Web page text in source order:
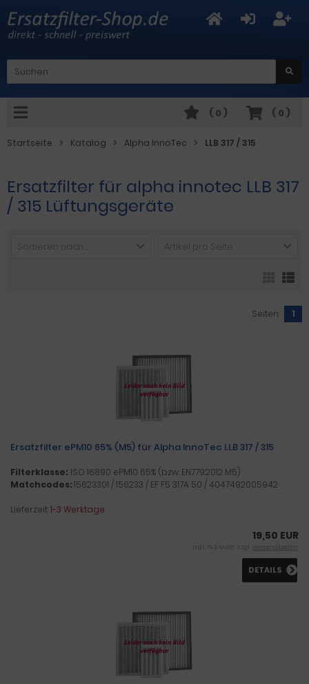
( 0 )
( 0 )
Startseite Katalog Alpha InnoTec LLB 317 / 315
Ersatzfilter für alpha innotec LLB 317
/ 315 Lüftungsgeräte
Sortieren nach ... Artikel pro Seite
Seiten: 1
Ersatzfilter ePM10 65% (M5) für Alpha InnoTec LLB 317 / 315
Filterklasse: ISO 16890 ePM10 65% (bzw. EN779:2012 M5)
Matchcodes:15623301 / 156233 / EF F5 317A 50 / 4047492005942
Lieferzeit:1-3 Werktage
19,50 EUR
inkl. 19 % MwSt. zzgl. Versandkosten
DETAILS